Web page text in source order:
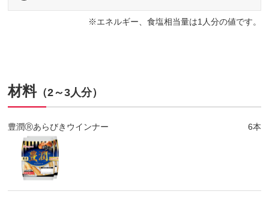
エネルギー、食塩相当量は1人分の値です。
材料（2～3人分）
豊潤Ⓡあらびきウインナー 6本